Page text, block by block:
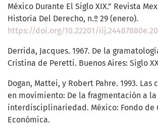
México Durante El Siglo XIX.” Revista
Historia Del Derecho, n.º 29 (enero).
https://doi.org/10.22201/
Derrida, Jacques. 1967. De la
Cristina de Peretti. Buenos Aires: Siglo
Dogan, Mattei, y Robert Pahre. 1993. Las
en movimiento: De la fragmentación a la
interdisciplinariedad. México: Fondo de
Económica.